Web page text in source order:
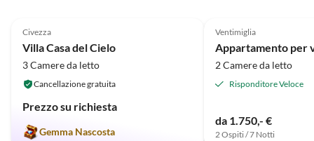
Civezza
Villa Casa del Cielo
3 Camere da letto
Cancellazione gratuita
Prezzo su richiesta
Gemma Nascosta
Ventimiglia
2 Camere da letto
Risponditore Veloce
da 1.750,- €
2 Ospiti / 7 Notti